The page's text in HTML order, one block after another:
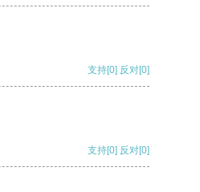
支持[0] 反对[0]
支持[0] 反对[0]